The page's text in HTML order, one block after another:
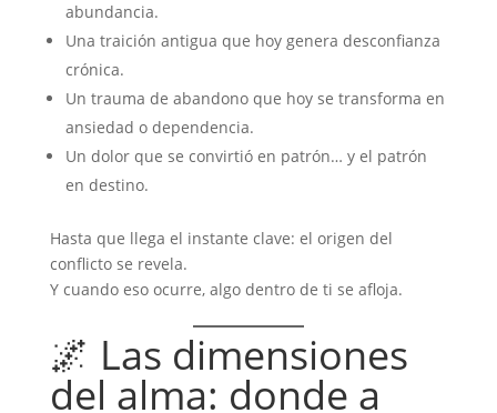
abundancia.
Una traición antigua que hoy genera desconfianza
crónica.
Un trauma de abandono que hoy se transforma en
ansiedad o dependencia.
Un dolor que se convirtió en patrón… y el patrón
en destino.
Hasta que llega el instante clave: el origen del
conflicto se revela.
Y cuando eso ocurre, algo dentro de ti se afloja.
🌌 Las dimensiones
del alma: donde a